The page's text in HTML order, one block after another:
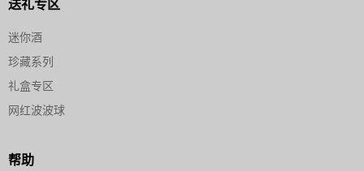
送礼专区
迷你酒
珍藏系列
礼盒专区
网红波波球
帮助